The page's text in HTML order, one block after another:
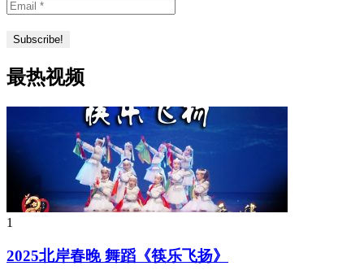
最热视频
1
2025北岸春晚 舞蹈《筷乐飞扬》